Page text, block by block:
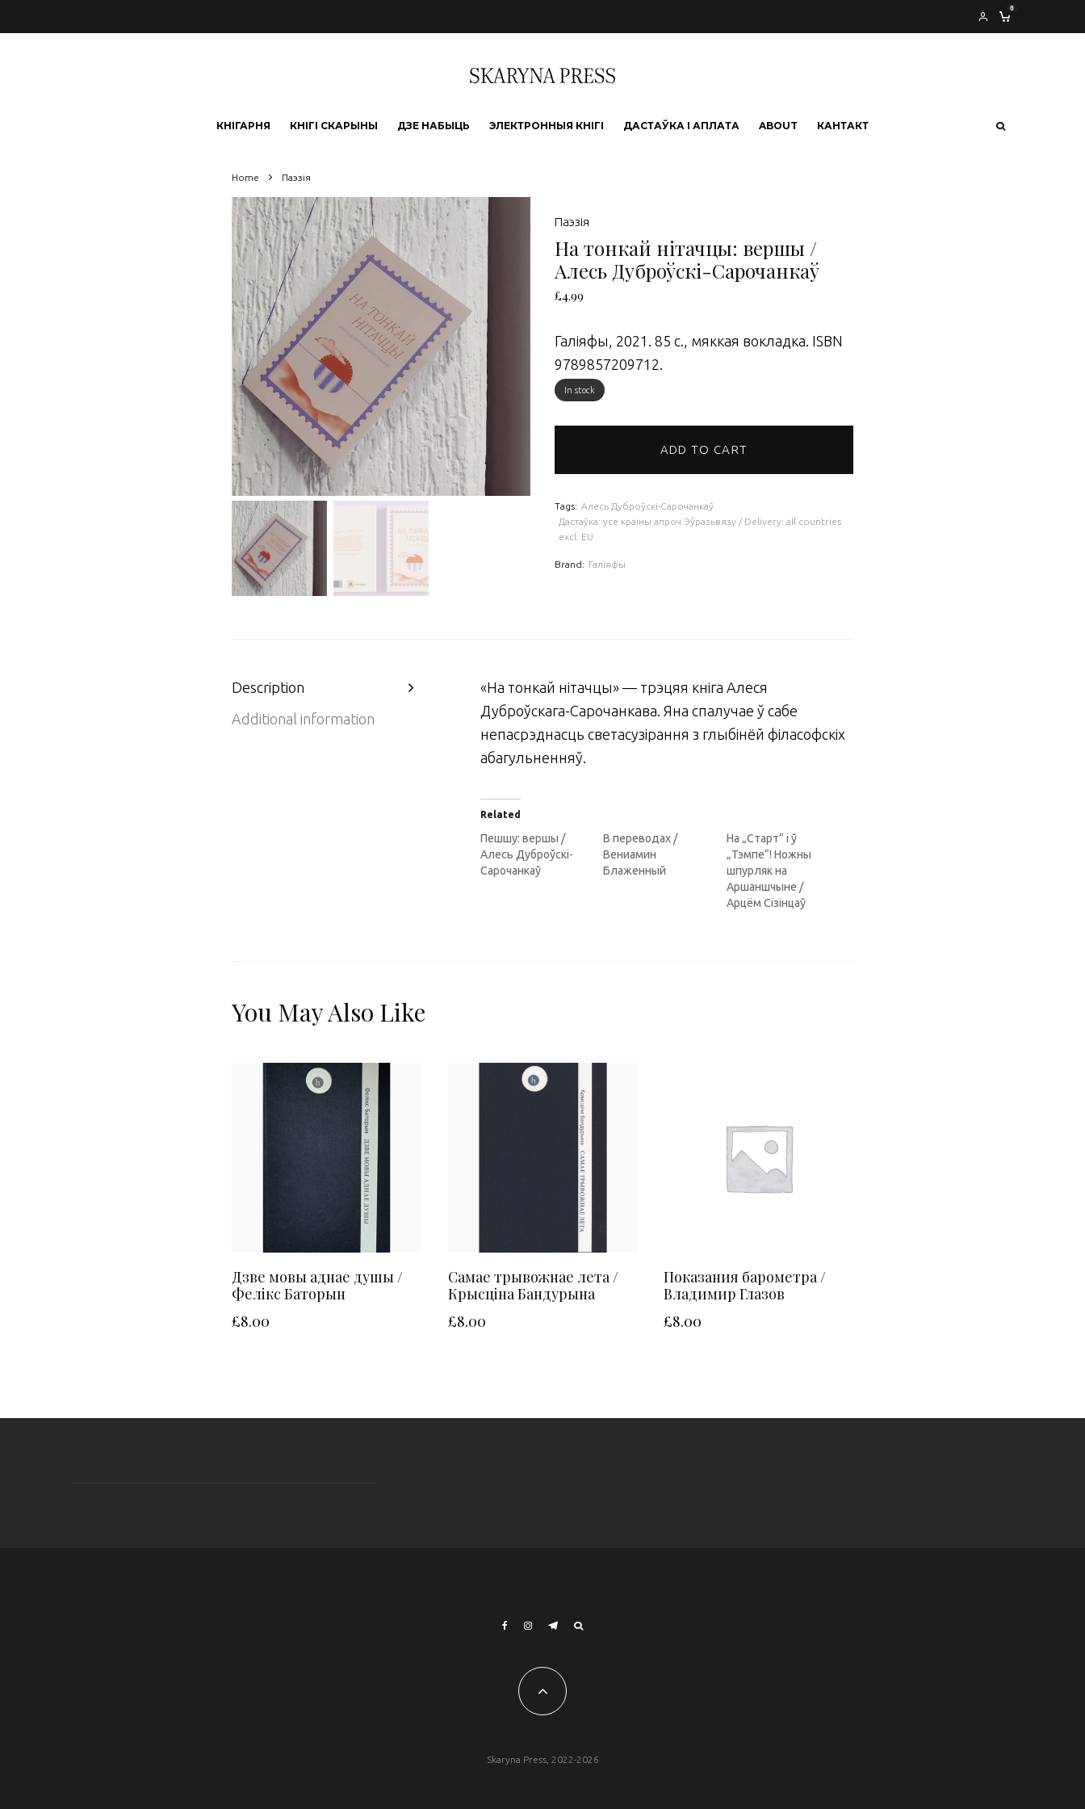
0
КНІГАРНЯ КНІГІ СКАРЫНЫ ДЗЕ НАБЫЦЬ ЭЛЕКТРОННЫЯ КНІГІ ДАСТАЎКА І АПЛАТА ABOUT КАНТАКТ
Home Паэзія
Паэзія
На тонкай нітачцы: вершы /
Алесь Дуброўскі-Сарочанкаў
£4.99
Галіяфы, 2021. 85 c., мяккая вокладка. ISBN
9789857209712.
In stock
ADD TO CART
Tags: Алесь Дуброўскі-Сарочанкаў
Дастаўка: усе краіны апроч Эўразьвязу / Delivery: all countries
excl. EU
Brand: Галіяфы
Description
Additional information
«На тонкай нітачцы» — трэцяя кніга Алеся
Дуброўскага-Сарочанкава. Яна спалучае ў сабе
непасрэднасць светасузірання з глыбінёй філасофскіх
абагульненняў.
Related
Пешшу: вершы /
Алесь Дуброўскі-
Сарочанкаў
В переводах /
Вениамин
Блаженный
На „Старт“ і ў
„Тэмпе“! Ножны
шпурляк на
Аршаншчыне /
Арцём Сізінцаў
You May Also Like
Дзве мовы аднае душы /
Фелікс Баторын
£8.00
Самае трывожнае лета /
Крысціна Бандурына
£8.00
Показания барометра /
Владимир Глазов
£8.00
Skaryna Press, 2022-2026